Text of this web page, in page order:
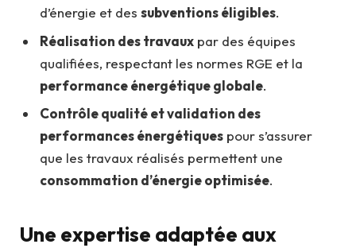
d’énergie et des subventions éligibles.
Réalisation des travaux par des équipes
qualifiées, respectant les normes RGE et la
performance énergétique globale.
Contrôle qualité et validation des
performances énergétiques pour s’assurer
que les travaux réalisés permettent une
consommation d’énergie optimisée.
Une expertise adaptée aux